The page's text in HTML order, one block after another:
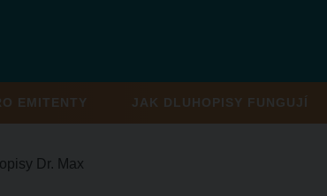
EMITENTY JAK DLUHOPISY FUNGUJÍ
Dr. Max